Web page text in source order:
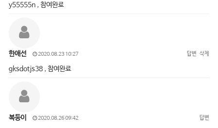
y55555n , 참여완료
한애선 2020.08.23 10:27 답변 삭제
gksdotjs38 , 참여완료
복둥이 2020.08.26 09:42 답변